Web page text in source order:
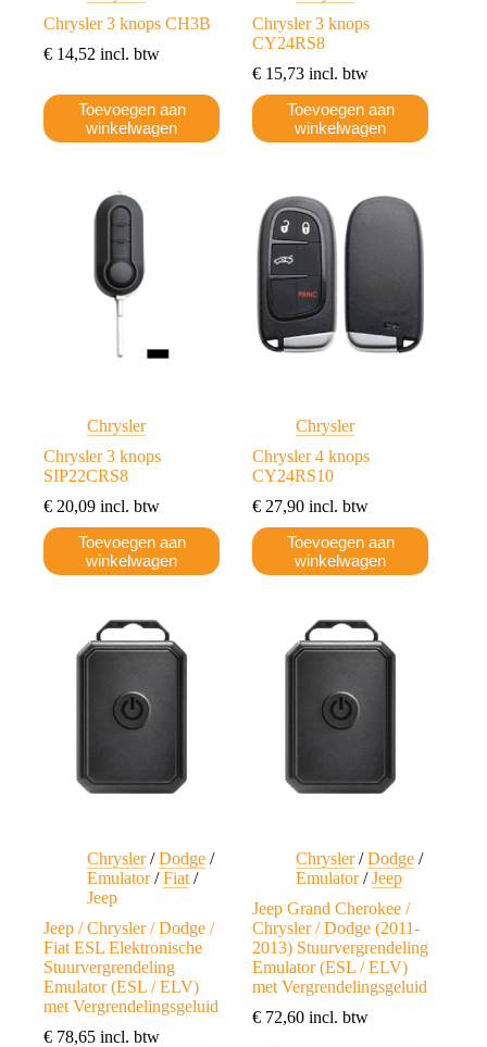
Chrysler 3 knops CH3B
€ 14,52 incl. btw
Toevoegen aan
winkelwagen
Chrysler 3 knops
CY24RS8
€ 15,73 incl. btw
Toevoegen aan
winkelwagen
Chrysler
Chrysler 3 knops
SIP22CRS8
€ 20,09 incl. btw
Toevoegen aan
winkelwagen
Chrysler
Chrysler 4 knops
CY24RS10
€ 27,90 incl. btw
Toevoegen aan
winkelwagen
Chrysler/Dodge /
Emulator/Fiat /
Jeep
Jeep / Chrysler / Dodge /
Fiat ESL Elektronische
Stuurvergrendeling
Emulator (ESL / ELV)
met Vergrendelingsgeluid
€ 78,65 incl. btw
Chrysler/Dodge /
Emulator/Jeep
Jeep Grand Cherokee /
Chrysler / Dodge (2011-
2013) Stuurvergrendeling
Emulator (ESL / ELV)
met Vergrendelingsgeluid
€ 72,60 incl. btw